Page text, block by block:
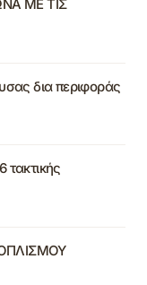
ΜΕ ΤΙΣ
δια περιφοράς